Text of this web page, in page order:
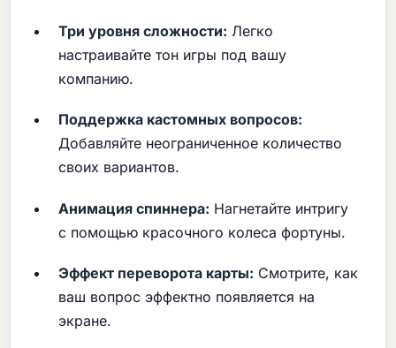
Три уровня сложности: Легко
настраивайте тон игры под вашу
компанию.
Поддержка кастомных вопросов:
Добавляйте неограниченное количество
своих вариантов.
Анимация спиннера: Нагнетайте интригу
с помощью красочного колеса фортуны.
Эффект переворота карты: Смотрите, как
ваш вопрос эффектно появляется на
экране.